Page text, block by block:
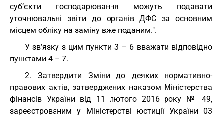
суб’єкти господарювання можуть подавати
уточнювальні звіти до органів ДФС за основним
місцем обліку на заміну вже поданим.".
У зв’язку з цим пункти 3 – 6 вважати відповідно
пунктами 4 – 7.
2. Затвердити Зміни до деяких нормативно-
правових актів, затверджених наказом Міністерства
фінансів України від 11 лютого 2016 року № 49,
зареєстрованим у Міністерстві юстиції України 03